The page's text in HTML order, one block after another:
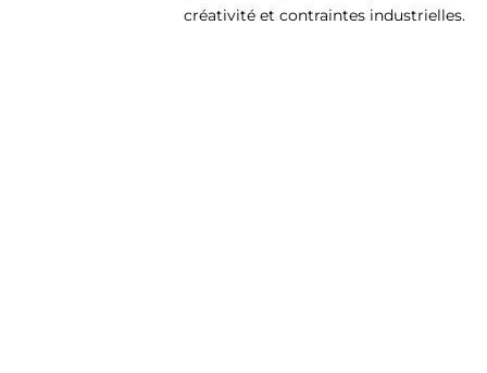
créativité et contraintes industrielles.